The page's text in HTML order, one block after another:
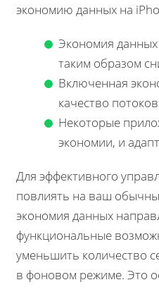
экономию данных на
Экономия
таким образом
Включенная
качество
Некоторые
экономии, и
Для эффективного
повлиять на ваш
экономия данных
функциональные
уменьшить количество
в фоновом режиме. Это